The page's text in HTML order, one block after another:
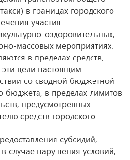
в границах городского
участия
оздоровительных,
массовых мероприятиях.
в пределах средств,
цели настоящим
со сводной бюджетной
бюджета, в пределах лимитов
предусмотренных
средств городского
субсидий,
случае нарушения условий,